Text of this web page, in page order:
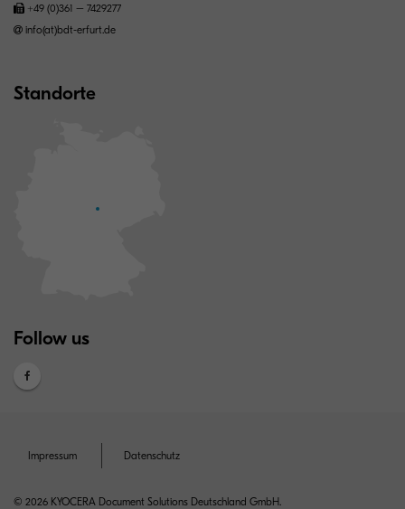
+49 (0)361 – 7429277
info(at)bdt-erfurt.de
Standorte
Follow us
Impressum Datenschutz
© 2026 KYOCERA Document Solutions Deutschland GmbH.